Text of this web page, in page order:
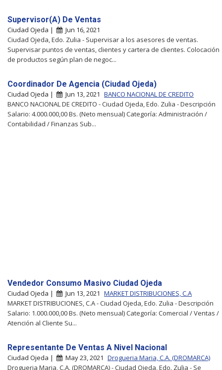
Supervisor(A) De Ventas
Ciudad Ojeda |
Jun 16, 2021
Ciudad Ojeda, Edo. Zulia - Supervisar a los asesores de ventas.
Supervisar puntos de ventas, clientes y cartera de clientes. Colocación
de productos según plan de negoc...
Coordinador De Agencia (Ciudad Ojeda)
Ciudad Ojeda | Jun 13, 2021 BANCO NACIONAL DE CREDITO
BANCO NACIONAL DE CREDITO - Ciudad Ojeda, Edo. Zulia - Descripción
Salario: 4.000.000,00 Bs. (Neto mensual) Categoría: Administración /
Contabilidad / Finanzas Sub...
Vendedor Consumo Masivo Ciudad Ojeda
Ciudad Ojeda | Jun 13, 2021 MARKET DISTRIBUCIONES, C.A
MARKET DISTRIBUCIONES, C.A - Ciudad Ojeda, Edo. Zulia - Descripción
Salario: 1.000.000,00 Bs. (Neto mensual) Categoría: Comercial / Ventas /
Atención al Cliente Su...
Representante De Ventas A Nivel Nacional
Ciudad Ojeda | May 23, 2021 Drogueria Maria, C.A. (DROMARCA)
Drogueria Maria, C.A. (DROMARCA) - Ciudad Ojeda, Edo. Zulia - Se